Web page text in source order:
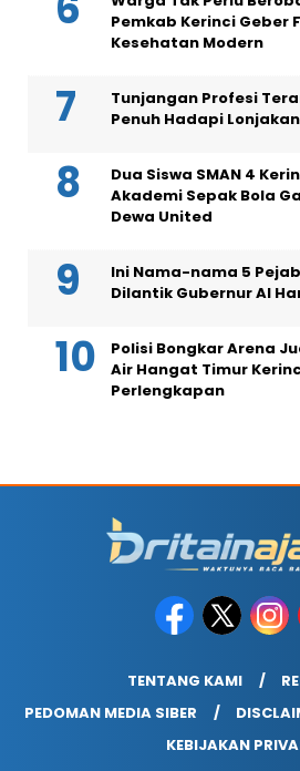
Pemkab Kerinci Geber
Kesehatan Modern
Tunjangan Profesi
Penuh Hadapi
Dua Siswa SMAN 4
Akademi Sepak Bola
Dewa United
Ini Nama-nama 5
Dilantik Gubernur Al
Polisi Bongkar Arena
Air Hangat Timur
Perlengkapan
TENTANG KAMI
PEDOMAN MEDIA SIBER
KEBIJAKAN